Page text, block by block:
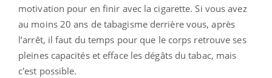
motivation pour en finir avec la cigarette. Si vous avez
au moins 20 ans de tabagisme derrière vous, après
l’arrêt, il faut du temps pour que le corps retrouve ses
pleines capacités et efface les dégâts du tabac, mais
c'est possible.